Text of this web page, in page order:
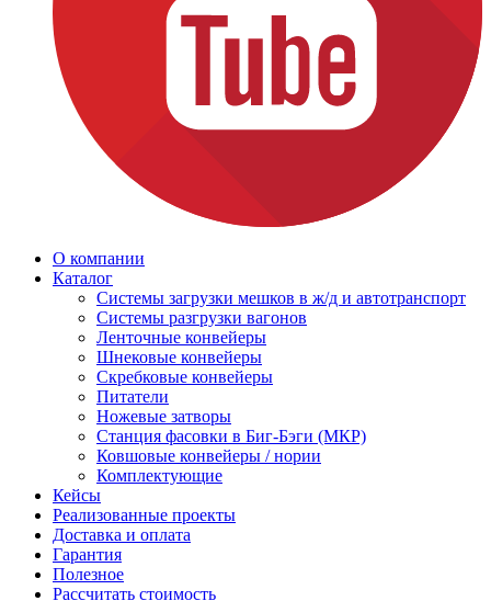
О компании
Каталог
Системы загрузки мешков в ж/д и автотранспорт
Системы разгрузки вагонов
Ленточные конвейеры
Шнековые конвейеры
Скребковые конвейеры
Питатели
Ножевые затворы
Станция фасовки в Биг-Бэги (МКР)
Ковшовые конвейеры / нории
Комплектующие
Кейсы
Реализованные проекты
Доставка и оплата
Гарантия
Полезное
Рассчитать стоимость